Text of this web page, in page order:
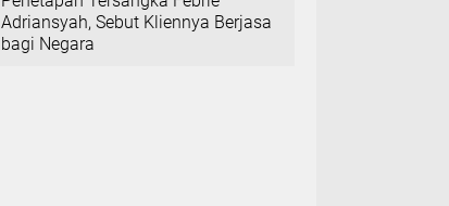
Adriansyah, Sebut Kliennya Berjasa
bagi Negara